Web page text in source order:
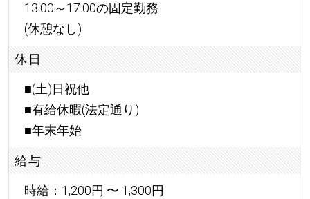
13:00～17:00の固定勤務
(休憩なし)
休日
■(土)日祝他
■有給休暇(法定通り)
■年末年始
給与
時給：1,200円 〜 1,300円